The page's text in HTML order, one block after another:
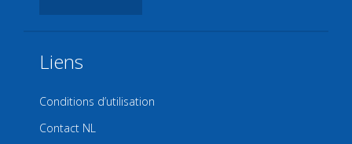
Liens
Conditions d’utilisation
Contact NL